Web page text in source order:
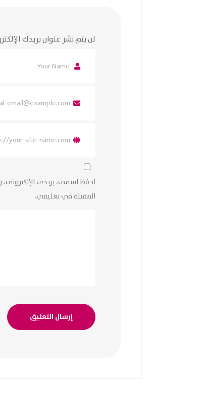
لن يتم نشر عنوان بريدك
احفظ اسمي، بريدي الإلكتروني،
المقبلة في تعليقي.